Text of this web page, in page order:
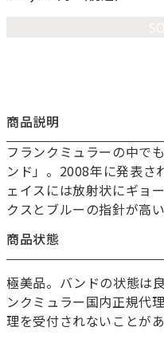
商品説明
フランクミュラーの中で
ンド」。2008年に発表さ
ェイスには放射状にギョ
クスとブルーの指針が高
商品状態
極美品。バンドの状態は
ンクミュラー国内正規代
理を受付されないことが